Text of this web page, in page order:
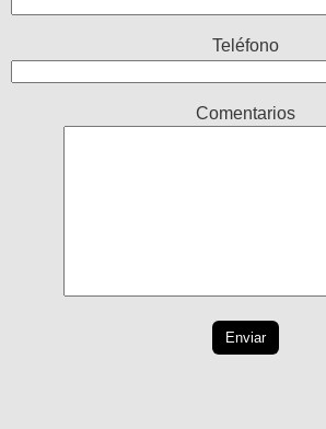
Teléfono
Comentarios